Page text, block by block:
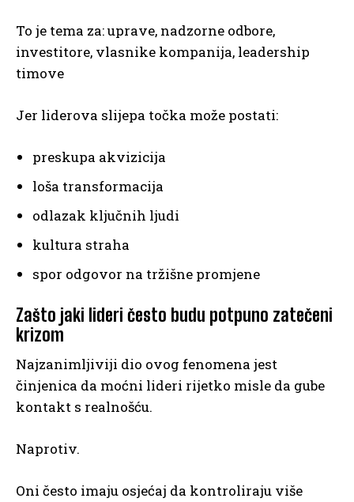
To je tema za: uprave, nadzorne odbore,
investitore, vlasnike kompanija, leadership
timove
Jer liderova slijepa točka može postati:
preskupa akvizicija
loša transformacija
odlazak ključnih ljudi
kultura straha
spor odgovor na tržišne promjene
Zašto jaki lideri često budu potpuno zatečeni
krizom
Najzanimljiviji dio ovog fenomena jest
činjenica da moćni lideri rijetko misle da gube
kontakt s realnošću.
Naprotiv.
Oni često imaju osjećaj da kontroliraju više